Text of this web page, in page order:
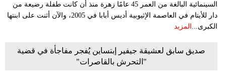
السينمائية البالغة من العمر 45 عامًا زهرة منذ أن كانت طفلة رضيعة من
دار للأيتام في العاصمة الإثيوبية أديس أبابا في 2005، والآن أثنت على ابنتها
الكبرى... المزيد
صديق سابق لعشيقة جيفير إبتساين يُفجر مفاجأة في قضية
"التحرش بالقاصرات"